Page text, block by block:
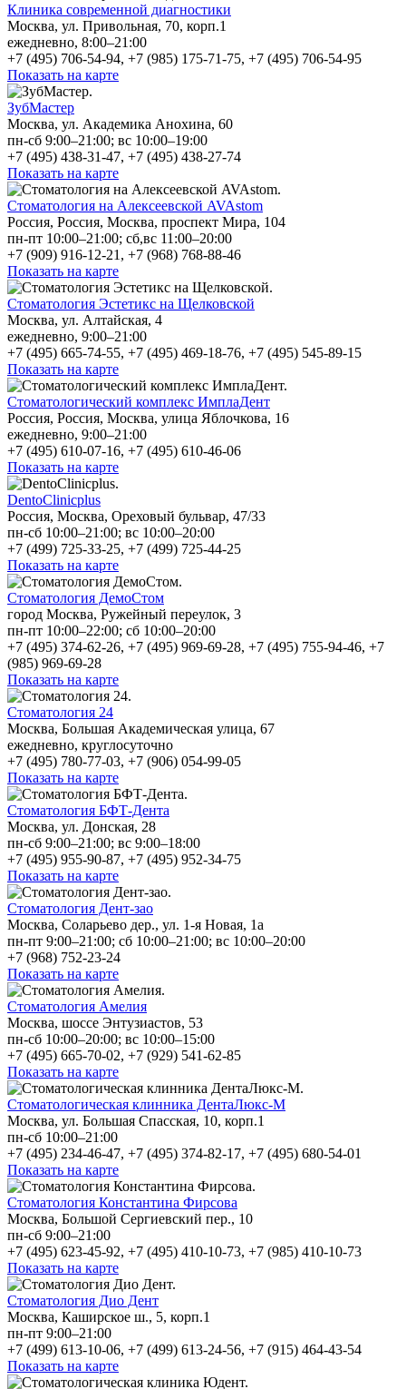
Клиника современной диагностики
Москва, ул. Привольная, 70, корп.1
ежедневно, 8:00–21:00
+7 (495) 706-54-94, +7 (985) 175-71-75, +7 (495) 706-54-95
Показать на карте
ЗубМастер
Москва, ул. Академика Анохина, 60
пн-сб 9:00–21:00; вс 10:00–19:00
+7 (495) 438-31-47, +7 (495) 438-27-74
Показать на карте
Стоматология на Алексеевской AVAstom
Россия, Россия, Москва, проспект Мира, 104
пн-пт 10:00–21:00; сб,вс 11:00–20:00
+7 (909) 916-12-21, +7 (968) 768-88-46
Показать на карте
Стоматология Эстетикс на Щелковской
Москва, ул. Алтайская, 4
ежедневно, 9:00–21:00
+7 (495) 665-74-55, +7 (495) 469-18-76, +7 (495) 545-89-15
Показать на карте
Стоматологический комплекс ИмплаДент
Россия, Россия, Москва, улица Яблочкова, 16
ежедневно, 9:00–21:00
+7 (495) 610-07-16, +7 (495) 610-46-06
Показать на карте
DentoClinicplus
Россия, Москва, Ореховый бульвар, 47/33
пн-сб 10:00–21:00; вс 10:00–20:00
+7 (499) 725-33-25, +7 (499) 725-44-25
Показать на карте
Стоматология ДемоСтом
город Москва, Ружейный переулок, 3
пн-пт 10:00–22:00; сб 10:00–20:00
+7 (495) 374-62-26, +7 (495) 969-69-28, +7 (495) 755-94-46, +7
(985) 969-69-28
Показать на карте
Стоматология 24
Москва, Большая Академическая улица, 67
ежедневно, круглосуточно
+7 (495) 780-77-03, +7 (906) 054-99-05
Показать на карте
Стоматология БФТ-Дента
Москва, ул. Донская, 28
пн-сб 9:00–21:00; вс 9:00–18:00
+7 (495) 955-90-87, +7 (495) 952-34-75
Показать на карте
Стоматология Дент-зао
Москва, Соларьево дер., ул. 1-я Новая, 1а
пн-пт 9:00–21:00; сб 10:00–21:00; вс 10:00–20:00
+7 (968) 752-23-24
Показать на карте
Стоматология Амелия
Москва, шоссе Энтузиастов, 53
пн-сб 10:00–20:00; вс 10:00–15:00
+7 (495) 665-70-02, +7 (929) 541-62-85
Показать на карте
Стоматологическая клинника ДентаЛюкс-М
Москва, ул. Большая Спасская, 10, корп.1
пн-сб 10:00–21:00
+7 (495) 234-46-47, +7 (495) 374-82-17, +7 (495) 680-54-01
Показать на карте
Стоматология Константина Фирсова
Москва, Большой Сергиевский пер., 10
пн-сб 9:00–21:00
+7 (495) 623-45-92, +7 (495) 410-10-73, +7 (985) 410-10-73
Показать на карте
Стоматология Дио Дент
Москва, Каширское ш., 5, корп.1
пн-пт 9:00–21:00
+7 (499) 613-10-06, +7 (499) 613-24-56, +7 (915) 464-43-54
Показать на карте